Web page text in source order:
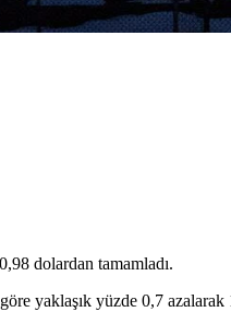
dolardan tamamladı.
yaklaşık yüzde 0,7